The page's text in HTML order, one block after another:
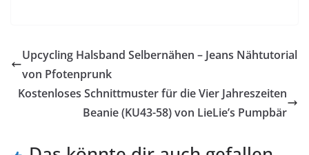
Upcycling Halsband Selbernähen – Jeans Nähtutorial
von Pfotenprunk
Kostenloses Schnittmuster für die Vier Jahreszeiten
Beanie (KU43-58) von LieLie’s Pumpbär